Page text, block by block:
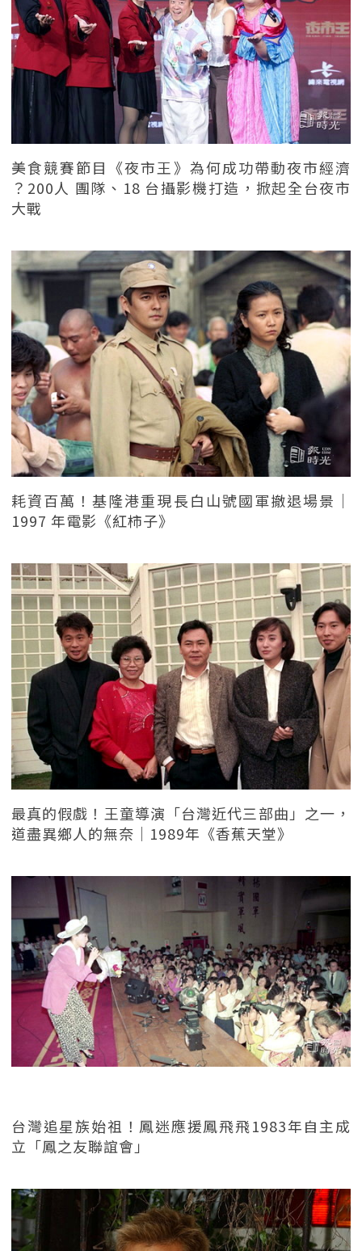
美食競賽節目《夜市王》為何成功帶動夜市經濟
？200人 團隊、18 台攝影機打造，掀起全台夜市
大戰
耗資百萬！基隆港重現長白山號國軍撤退場景｜
1997 年電影《紅柿子》
最真的假戲！王童導演「台灣近代三部曲」之一，
道盡異鄉人的無奈｜1989年《香蕉天堂》
台灣追星族始祖！鳳迷應援鳳飛飛1983年自主成
立「鳳之友聯誼會」